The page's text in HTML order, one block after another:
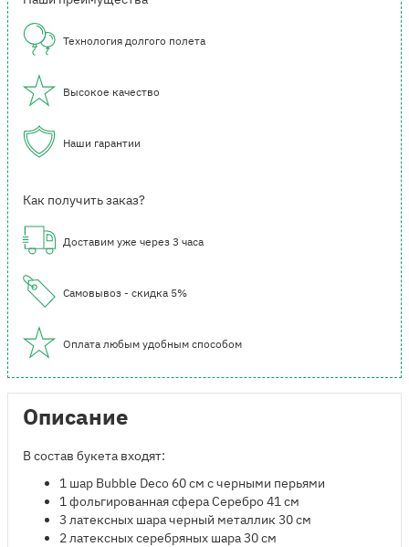
Технология долгого полета
Высокое качество
Наши гарантии
Как получить заказ?
Доставим уже через 3 часа
Самовывоз - скидка 5%
Оплата любым удобным способом
Описание
В состав букета входят:
1 шар Bubble Deco 60 см с черными перьями
1 фольгированная сфера Серебро 41 см
3 латексных шара черный металлик 30 см
2 латексных серебряных шара 30 см